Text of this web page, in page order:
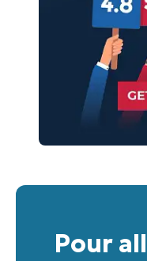
Pour
Commencez
Pas de carte de
toutes